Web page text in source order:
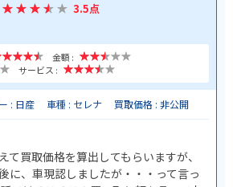
3.5点
金額 :
サービス :
: 日産 車種 : セレナ 買取価格 : 非公開
て買取価格を算出してもらいますが、
に、車現認しましたが・・・って言っ